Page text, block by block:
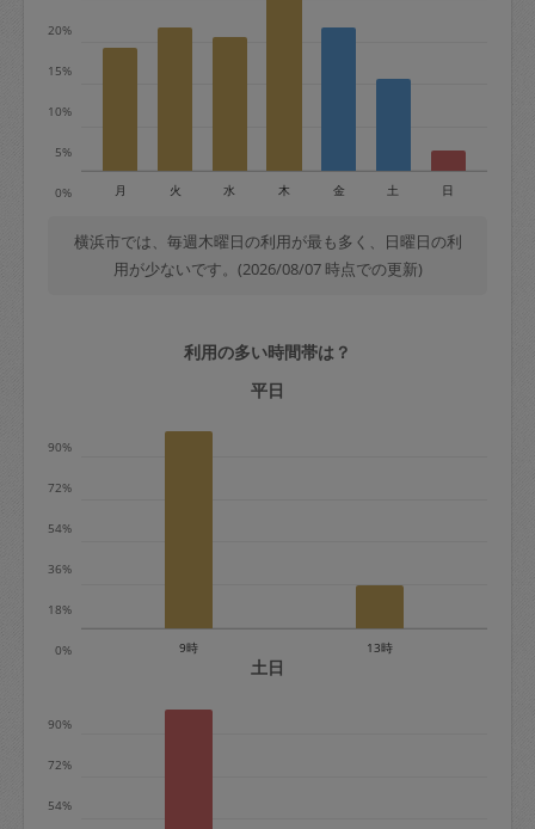
50%
金曜日9時～土曜日8時まで＝依頼金額の
＋交通費全額
依頼者不在による当日キャンセル＝依頼
金額の100%＋交通費全額
定期契約をキャンセルする場合、毎週定
期は月2回まで隔週定期は月1回までキャ
※キャンセル料金の設定について：
0%
5%
10%
15%
20%
月 火 水 木 金 土 日
横浜市では、毎週木曜日の利用が最も多く、日曜日の利
用が少ないです。(2026/08/07 時点での更新)
利用の多い時間帯は？
平日
0%
18%
36%
54%
72%
90%
9時 13時
土日
54%
72%
90%